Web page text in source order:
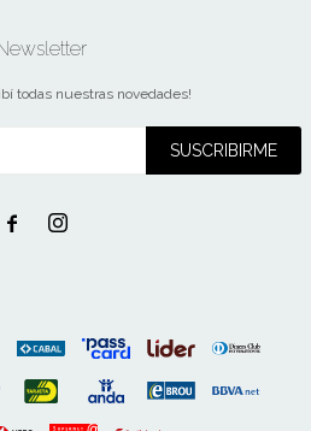
todas nuestras novedades!
SUSCRIBIRME
 